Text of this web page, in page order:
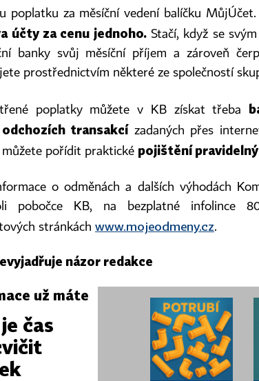
poplatku za měsíční vedení balíčku MůjÚčet.
účty za cenu jednoho.Stačí, když se
banky svůj měsíční příjem a zároveň
prostřednictvím některé ze společností
poplatky můžete v KB získat třeba
transakcí zadaných přes
můžete pořídit praktické pojištění
o odměnách a dalších výhodách
pobočce KB, na bezplatné infolince
stránkách www.mojeodmeny.cz.
názor redakce
už máte
čas